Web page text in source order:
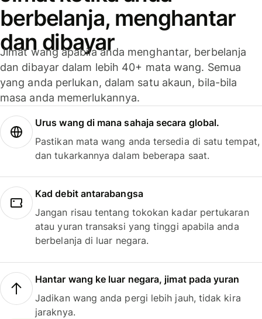
berbelanja, menghantar
dan dibayar
Jimat wang apabila anda menghantar, berbelanja
dan dibayar dalam lebih 40+ mata wang. Semua
yang anda perlukan, dalam satu akaun, bila-bila
masa anda memerlukannya.
Urus wang di mana sahaja secara global.
Pastikan mata wang anda tersedia di satu tempat,
dan tukarkannya dalam beberapa saat.
Kad debit antarabangsa
Jangan risau tentang tokokan kadar pertukaran
atau yuran transaksi yang tinggi apabila anda
berbelanja di luar negara.
Hantar wang ke luar negara, jimat pada yuran
Jadikan wang anda pergi lebih jauh, tidak kira
jaraknya.